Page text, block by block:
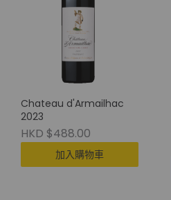
Chateau d'Armailhac
2023
HKD $488.00
加入購物車